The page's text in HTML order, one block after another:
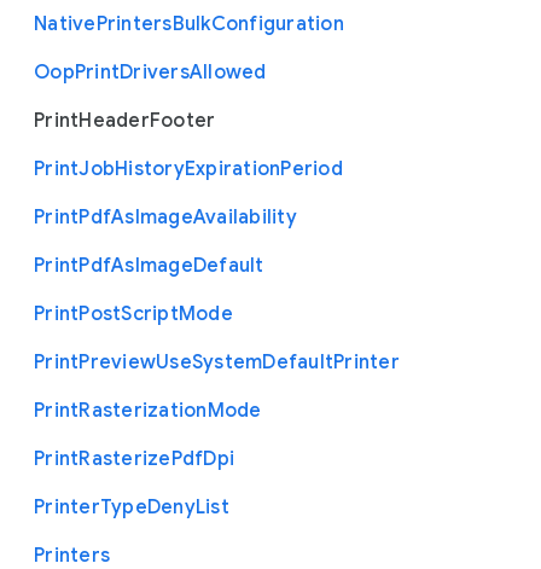
NativePrintersBulkConfiguration
OopPrintDriversAllowed
PrintHeaderFooter
PrintJobHistoryExpirationPeriod
PrintPdfAsImageAvailability
PrintPdfAsImageDefault
PrintPostScriptMode
PrintPreviewUseSystemDefaultPrinter
PrintRasterizationMode
PrintRasterizePdfDpi
PrinterTypeDenyList
Printers